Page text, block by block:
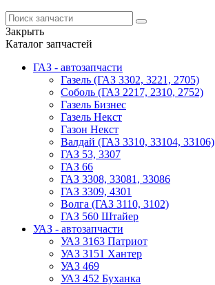
Закрыть
Каталог запчастей
ГАЗ - автозапчасти
Газель (ГАЗ 3302, 3221, 2705)
Соболь (ГАЗ 2217, 2310, 2752)
Газель Бизнес
Газель Некст
Газон Некст
Валдай (ГАЗ 3310, 33104, 33106)
ГАЗ 53, 3307
ГАЗ 66
ГАЗ 3308, 33081, 33086
ГАЗ 3309, 4301
Волга (ГАЗ 3110, 3102)
ГАЗ 560 Штайер
УАЗ - автозапчасти
УАЗ 3163 Патриот
УАЗ 3151 Хантер
УАЗ 469
УАЗ 452 Буханка